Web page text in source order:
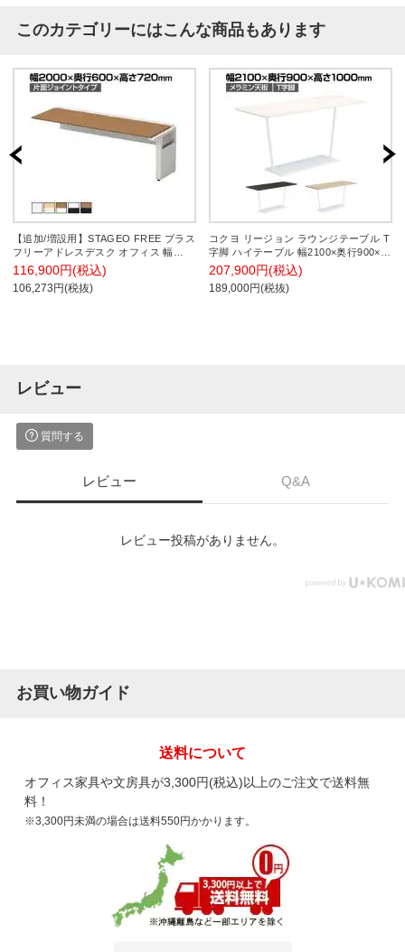
このカテゴリーにはこんな商品もあります
【追加/増設用】STAGEO FREE プラス
フリーアドレスデスク オフィス 幅
2000mm/ST-NK206W-J
116,900円(税込)
106,273円(税抜)
コクヨ リージョン ラウンジテーブル T
字脚 ハイテーブル 幅2100×奥行900×高
さ1000mm 角形 脚ホワイト LT-
RG219HSAAM 会議テーブル ミーティ
ングテーブル
207,900円(税込)
189,000円(税抜)
レビュー
質問する
レビュー Q&A
レビュー投稿がありません。
お買い物ガイド
送料について
オフィス家具や文房具が3,300円(税込)以上のご注文で送料無
料！
※3,300円未満の場合は送料550円かかります。